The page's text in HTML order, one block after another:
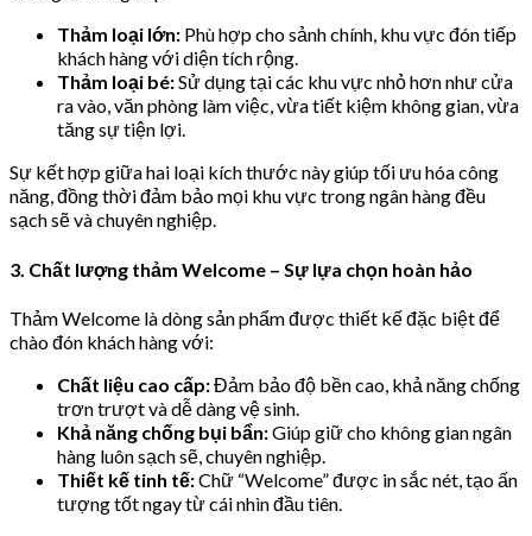
Thảm loại lớn: Phù hợp cho sảnh chính, khu vực đón tiếp
khách hàng với diện tích rộng.
Thảm loại bé:Sử dụng tại các khu vực nhỏ hơn như cửa
ra vào, văn phòng làm việc, vừa tiết kiệm không gian, vừa
tăng sự tiện lợi.
Sự kết hợp giữa hai loại kích thước này giúp tối ưu hóa công
năng, đồng thời đảm bảo mọi khu vực trong ngân hàng đều
sạch sẽ và chuyên nghiệp.
3. Chất lượng thảm Welcome – Sự lựa chọn hoàn hảo
Thảm Welcome là dòng sản phẩm được thiết kế đặc biệt để
chào đón khách hàng với:
Chất liệu cao cấp:Đảm bảo độ bền cao, khả năng chống
trơn trượt và dễ dàng vệ sinh.
Khả năng chống bụi bẩn:Giúp giữ cho không gian ngân
hàng luôn sạch sẽ, chuyên nghiệp.
Thiết kế tinh tế:Chữ “Welcome” được in sắc nét, tạo ấn
tượng tốt ngay từ cái nhìn đầu tiên.